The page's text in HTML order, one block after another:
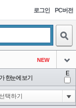
로그인 PC버전
NEW
아이콘
아이콘
한눈에 보기
E